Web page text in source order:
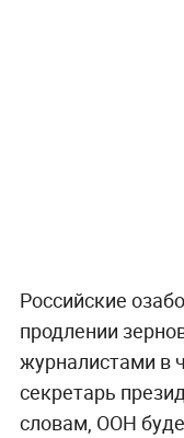
Российские
продлении
журналистами в
секретарь
словам, ООН